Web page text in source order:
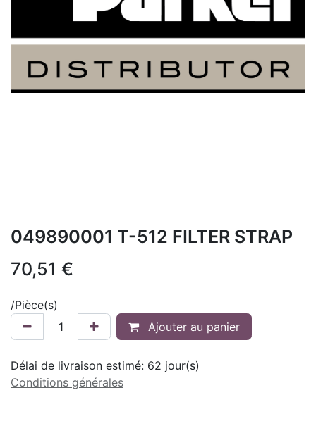
049890001 T-512 FILTER STRAP
70,51 €
/Pièce(s)
Ajouter au panier
Délai de livraison estimé: 62 jour(s)
Conditions générales